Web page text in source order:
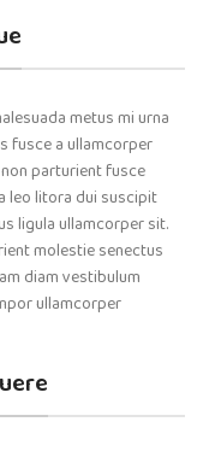
metus mi urna
fusce a ullamcorper
parturient fusce
leo litora dui suscipit
ligula ullamcorper sit.
molestie senectus
diam vestibulum
ullamcorper